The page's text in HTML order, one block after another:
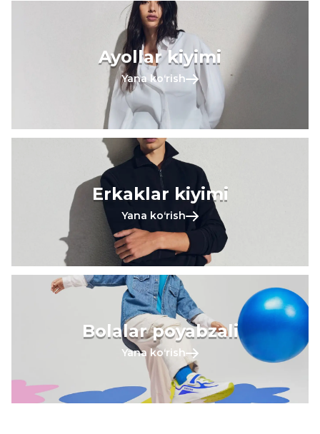
Ayollar kiyimi
Yana koʻrish
Erkaklar kiyimi
Yana koʻrish
Bolalar poyabzali
Yana koʻrish